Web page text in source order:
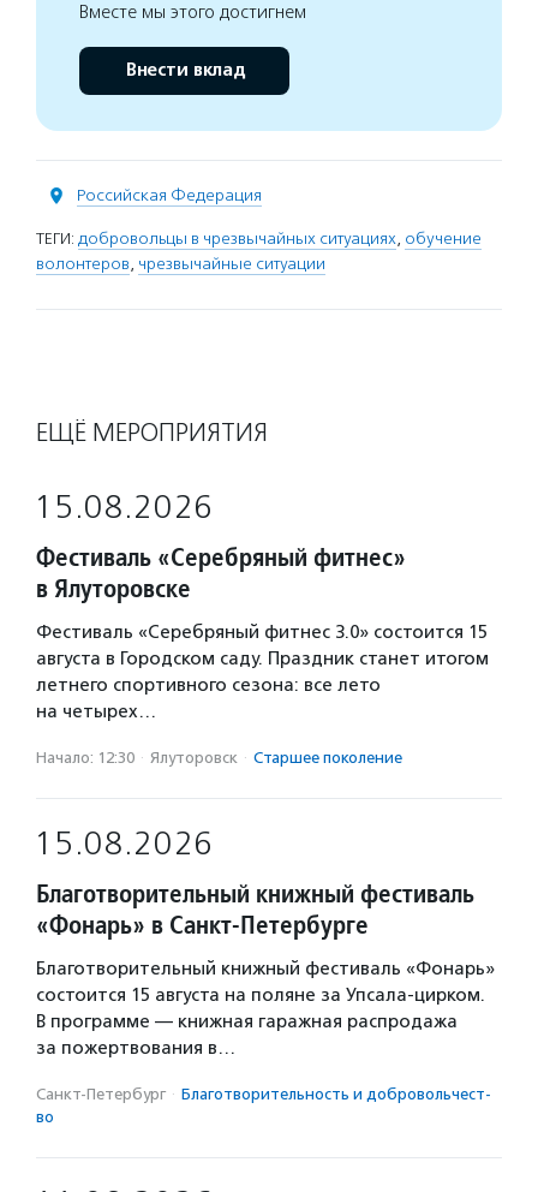
Вместе мы этого достигнем
Внести вклад
Российская Федерация
ТЕГИ: добровольцы в чрезвычайных ситуациях, обучение
волонтеров, чрезвычайные ситуации
ЕЩЁ МЕРОПРИЯТИЯ
15.08.2026
Фестиваль «Серебряный фитнес»
в Ялуторовске
Фестиваль «Серебряный фитнес 3.0» состоится 15
августа в Городском саду. Праздник станет итогом
летнего спортивного сезона: все лето
на четырех…
Начало: 12:30 · Ялуторовск · Старшее поколение
15.08.2026
Благотворительный книжный фестиваль
«Фонарь» в Санкт-Петербурге
Благотворительный книжный фестиваль «Фонарь»
состоится 15 августа на поляне за Упсала-цирком.
В программе — книжная гаражная распродажа
за пожертвования в…
Санкт-Петербург · Благотвори­тель­ность и доброволь­чест­
во